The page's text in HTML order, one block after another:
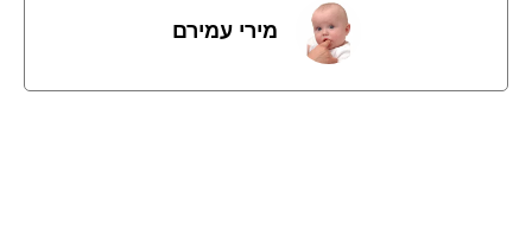
מירי עמירם